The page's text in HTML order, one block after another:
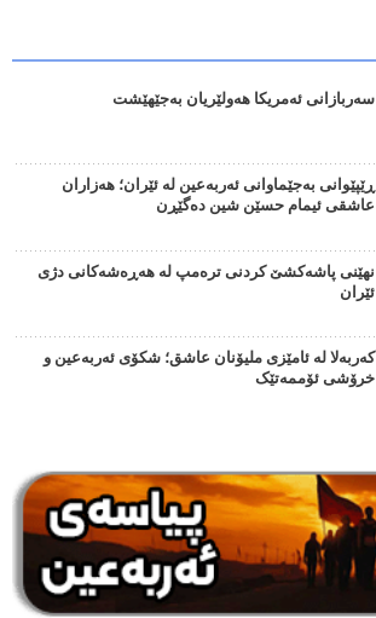
سەربازانی ئەمریکا هەولێریان بەجێهێشت
ڕێپێوانی بەجێماوانی ئەربەعین لە ئێران؛ هەزاران
عاشقی ئیمام حسێن شین دەگێڕن
نهێنی پاشەکشێ کردنی ترەمپ لە هەڕەشەکانی دژی
ئێران
کەربەلا لە ئامێزی ملیۆنان عاشق؛ شکۆی ئەربەعین و
خرۆشی ئۆممەتێک